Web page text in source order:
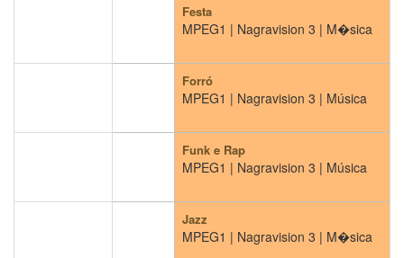
Festa
MPEG1 | Nagravision 3 | M�sica
Forró
MPEG1 | Nagravision 3 | Música
Funk e Rap
MPEG1 | Nagravision 3 | Música
Jazz
MPEG1 | Nagravision 3 | M�sica